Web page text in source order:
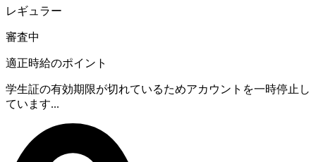
レギュラー
審査中
適正時給のポイント
学生証の有効期限が切れているためアカウントを一時停止し
ています...